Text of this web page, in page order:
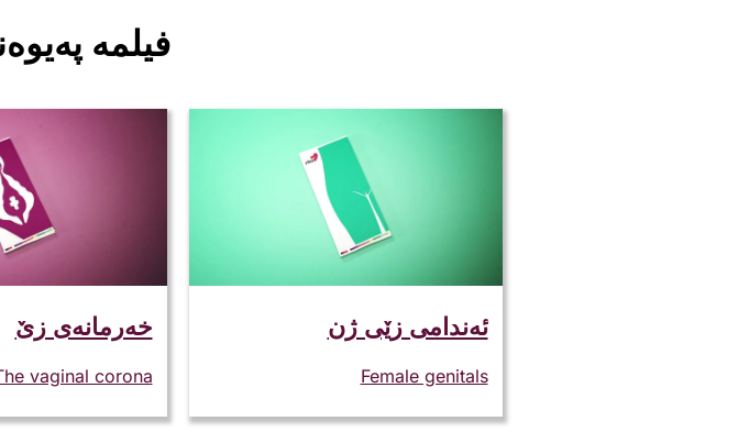
فیلمە
ئەندامی زێی ژن
Female genitals
خەرمانەی زێ
vaginal corona